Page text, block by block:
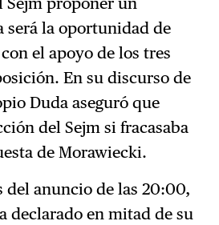
será la oportunidad de
el apoyo de los tres
En su discurso de
Duda aseguró que
del Sejm si fracasaba
de Morawiecki.
del anuncio de las 20:00,
declarado en mitad de su